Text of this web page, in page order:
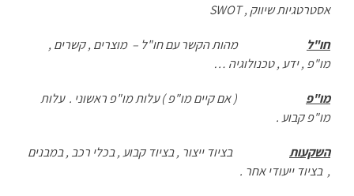
אסטרטגיות שיווק ,SWOT
חו"ל מהות הקשר עם חו"ל – מוצרים , קשרים ,
מו"פ , ידע , טכנולוגיה …
מו"פ ( אם קיים מו"פ ) עלות מו"פ ראשוני . עלות
מו"פ קבוע .
השקעות בציוד ייצור , בציוד קבוע , בכלי רכב , במבנים
, בציוד ייעודי אחר .